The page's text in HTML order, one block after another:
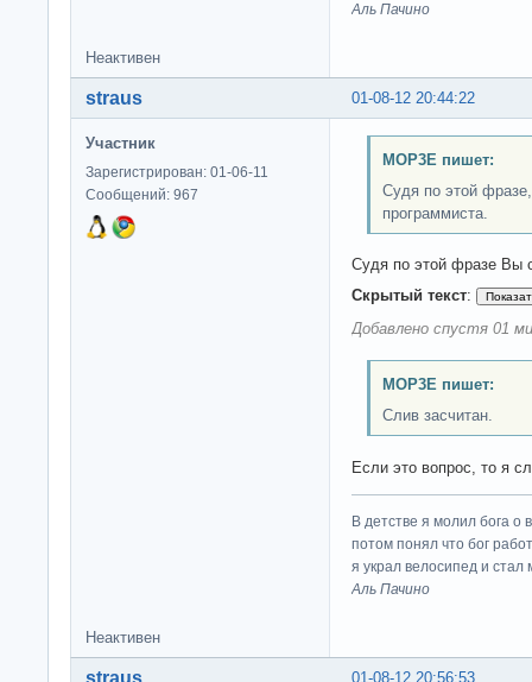
Аль Пачино
Неактивен
01-08-12 20:44:22
straus
Участник
Зарегистрирован: 01-06-11
Сообщений: 967
MOP3E пишет:
Судя по этой
программиста.
Судя по этой фразе Вы
Скрытый текст:
Добавлено спустя 01
MOP3E пишет:
Слив засчитан.
Если это вопрос, то я
В детстве я молил бога о
потом понял что бог
я украл велосипед и стал
Аль Пачино
Неактивен
01-08-12 20:56:53
straus